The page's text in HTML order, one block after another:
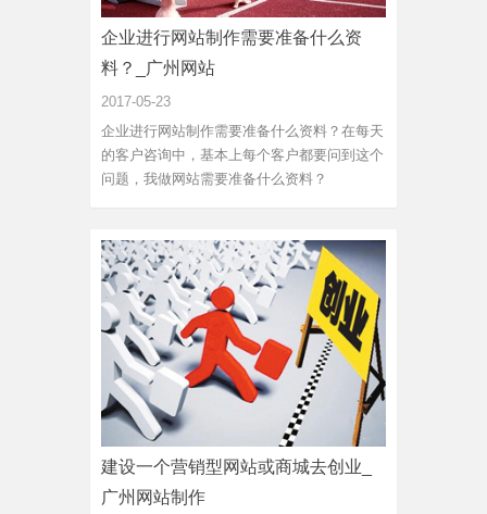
企业进行网站制作需要准备什么资
料？_广州网站
2017-05-23
企业进行网站制作需要准备什么资料？在每天
的客户咨询中，基本上每个客户都要问到这个
问题，我做网站需要准备什么资料？
建设一个营销型网站或商城去创业_
广州网站制作